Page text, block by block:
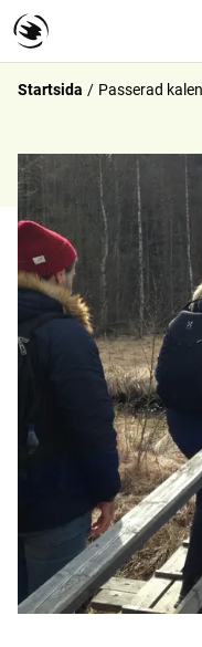
Startsida Passerad